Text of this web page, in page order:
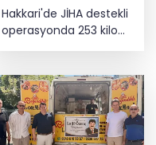
Hakkari'de JİHA destekli
operasyonda 253 kilo
esrar ele geçirildi